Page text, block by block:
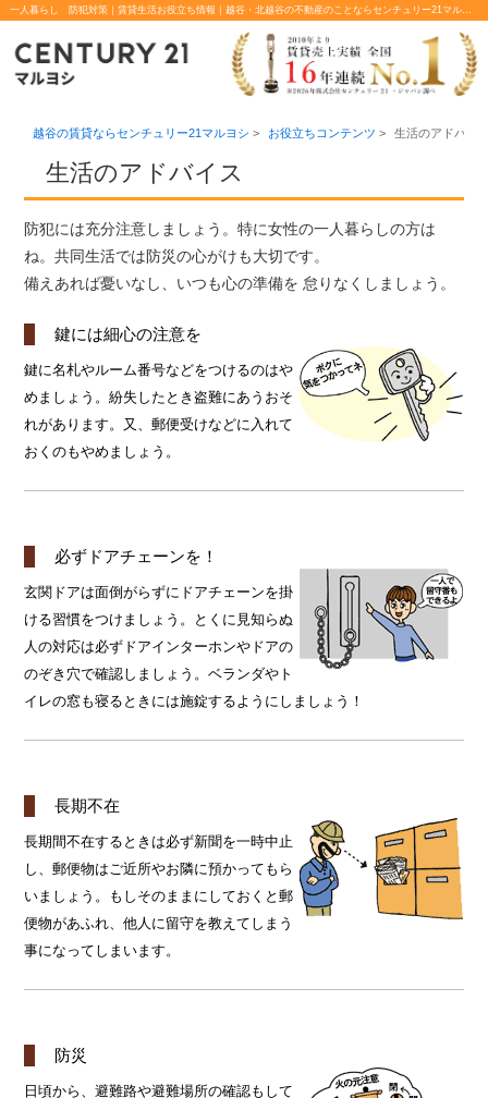
一人暮らし 防犯対策｜賃貸生活お役立ち情報｜越谷・北越谷の不動産のことならセンチュリー21マルヨシ
越谷の賃貸ならセンチュリー21マルヨシ > お役立ちコンテンツ > 生活のアドバイ
生活のアドバイス
防犯には充分注意しましょう。特に女性の一人暮らしの方は
ね。共同生活では防災の心がけも大切です。
備えあれば憂いなし、いつも心の準備を 怠りなくしましょう。
鍵には細心の注意を
鍵に名札やルーム番号などをつけるのはや
めましょう。紛失したとき盗難にあうおそ
れがあります。又、郵便受けなどに入れて
おくのもやめましょう。
必ずドアチェーンを！
玄関ドアは面倒がらずにドアチェーンを掛
ける習慣をつけましょう。とくに見知らぬ
人の対応は必ずドアインターホンやドアの
のぞき穴で確認しましょう。ベランダやト
イレの窓も寝るときには施錠するようにしましょう！
長期不在
長期間不在するときは必ず新聞を一時中止
し、郵便物はご近所やお隣に預かってもら
いましょう。もしそのままにしておくと郵
便物があふれ、他人に留守を教えてしまう
事になってしまいます。
防災
日頃から、避難路や避難場所の確認もして